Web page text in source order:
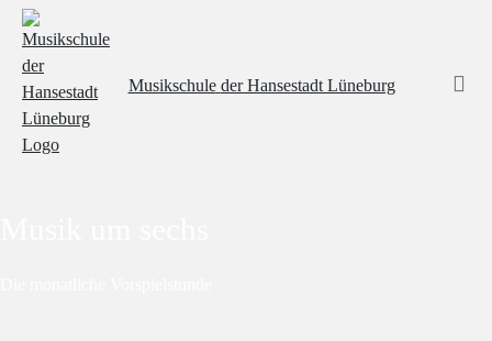
Musikschule der Hansestadt Lüneburg